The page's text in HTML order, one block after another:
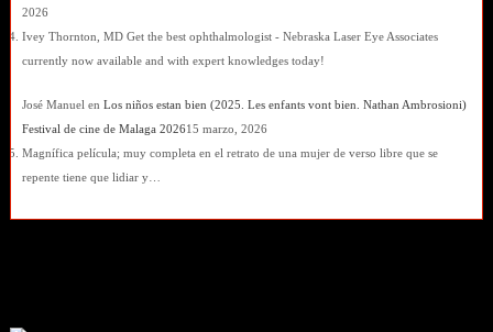
2026
Ivey Thornton, MD Get the best ophthalmologist - Nebraska Laser Eye Associates
currently now available and with expert knowledges today!
José Manuel en Los niños estan bien (2025. Les enfants vont bien. Nathan Ambrosioni)
Festival de cine de Malaga 202615 marzo, 2026
Magnífica película; muy completa en el retrato de una mujer de verso libre que se
repente tiene que lidiar y…